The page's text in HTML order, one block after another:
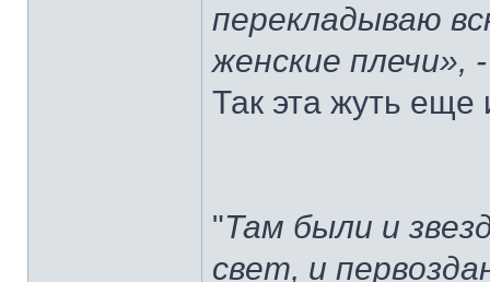
перекладываю
женские плечи»,
Так эта жуть еще
"Там были и
свет, и